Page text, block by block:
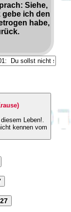
Siehe,
gebe ich den
habe,
Leben!.
kennen vom